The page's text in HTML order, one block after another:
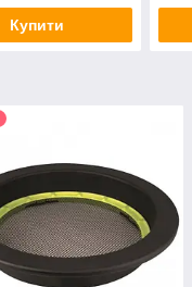
Купити